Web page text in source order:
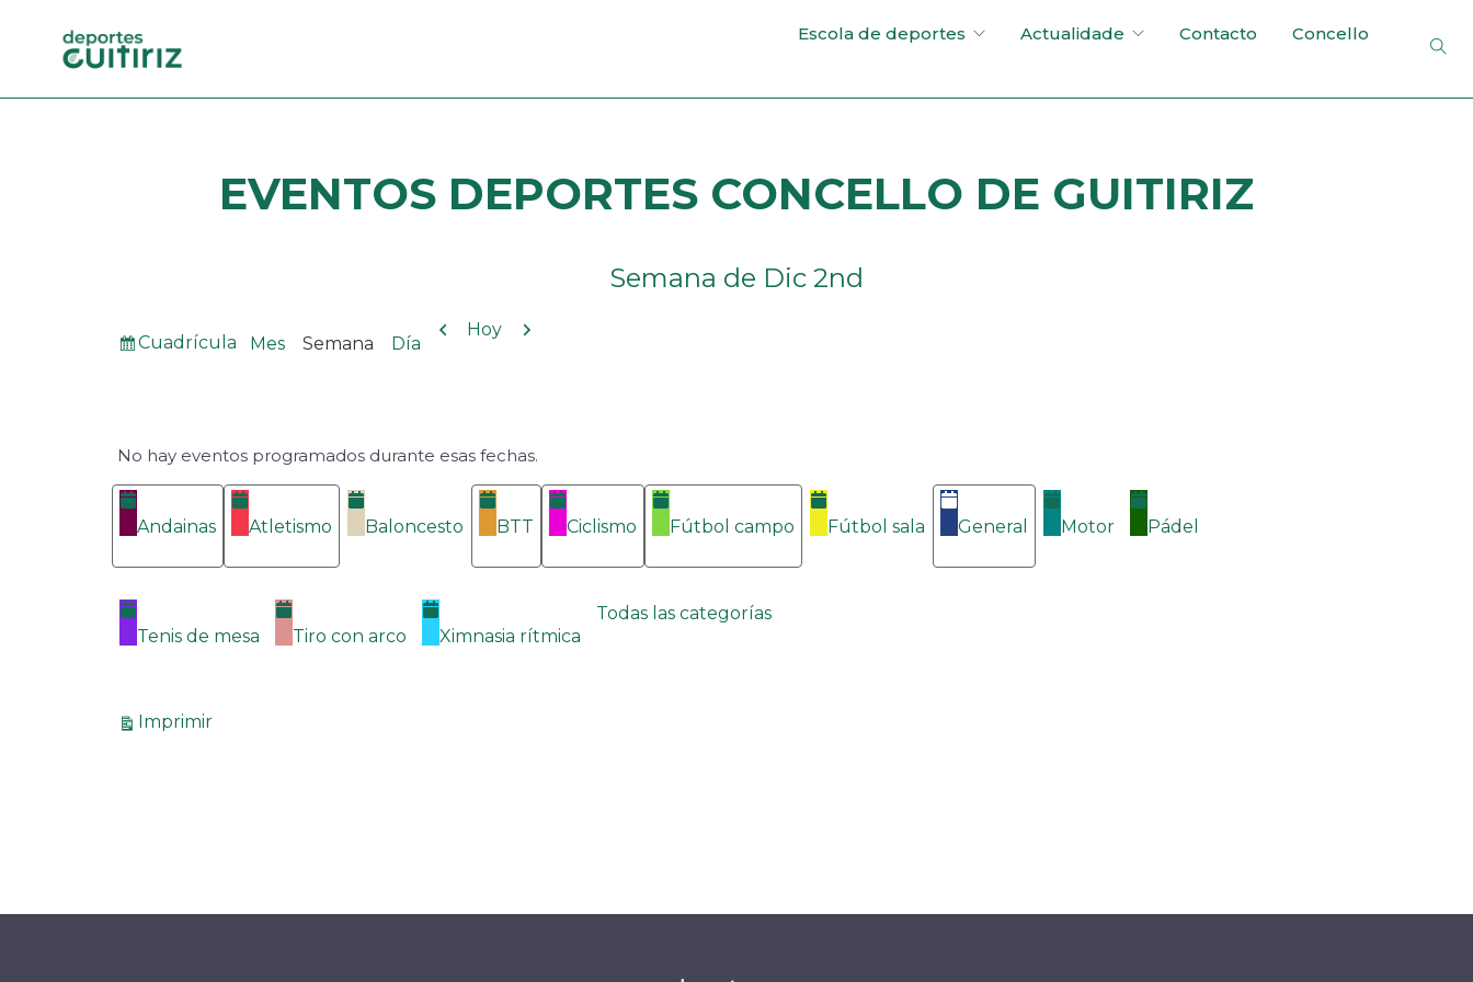
Escola de deportes Actualidade Contacto Concello
EVENTOS DEPORTES CONCELLO DE GUITIRIZ
Semana de Dic 2nd
Ver
Cuadrícula Mes Semana Día
Anterior
Hoy Siguiente
No hay eventos programados durante esas fechas.
Categorías
Andainas Atletismo Baloncesto BTT Ciclismo Fútbol campo Fútbol sala General Motor Pádel
Tenis de mesa Tiro con arco Ximnasia rítmica
Todas las categorías
ImprimirVistas